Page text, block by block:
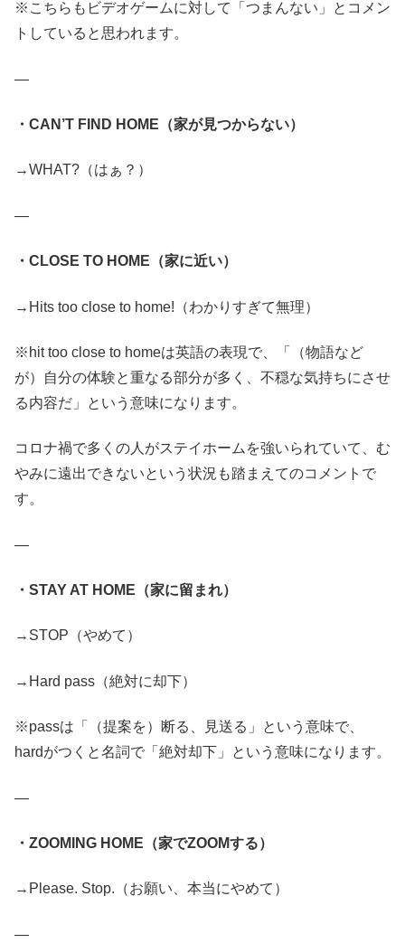
※こちらもビデオゲームに対して「つまんない」とコメン
トしていると思われます。
—
・CAN’T FIND HOME（家が見つからない）
→WHAT?（はぁ？）
—
・CLOSE TO HOME（家に近い）
→Hits too close to home!（わかりすぎて無理）
※hit too close to homeは英語の表現で、「（物語など
が）自分の体験と重なる部分が多く、不穏な気持ちにさせ
る内容だ」という意味になります。
コロナ禍で多くの人がステイホームを強いられていて、む
やみに遠出できないという状況も踏まえてのコメントで
す。
—
・STAY AT HOME（家に留まれ）
→STOP（やめて）
→Hard pass（絶対に却下）
※passは「（提案を）断る、見送る」という意味で、
hardがつくと名詞で「絶対却下」という意味になります。
—
・ZOOMING HOME（家でZOOMする）
→Please. Stop.（お願い、本当にやめて）
—